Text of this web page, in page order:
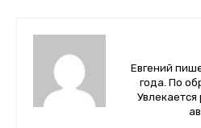
Евгений
года. По